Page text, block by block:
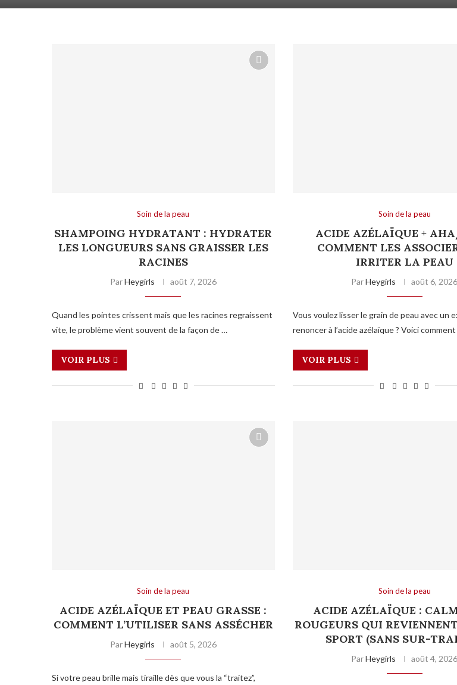
Soin de la peau
SHAMPOING HYDRATANT : HYDRATER
LES LONGUEURS SANS GRAISSER LES
RACINES
ParHeygirls août 7, 2026
Quand les pointes crissent mais que les racines regraissent
vite, le problème vient souvent de la façon de …
VOIR PLUS
Soin de la peau
ACIDE AZÉLAÏQUE +
COMMENT LES
IRRITER LA PEAU
ParHeygirls août 6, 2026
Vous voulez lisser le grain de peau avec un
renoncer à l’acide azélaïque ? Voici
VOIR PLUS
Soin de la peau
ACIDE AZÉLAÏQUE ET PEAU GRASSE :
COMMENT L’UTILISER SANS ASSÉCHER
ParHeygirls août 5, 2026
Si votre peau brille mais tiraille dès que vous la “traitez”,
Soin de la peau
ACIDE AZÉLAÏQUE :
ROUGEURS QUI
SPORT (SANS SUR-
ParHeygirls août 4, 2026